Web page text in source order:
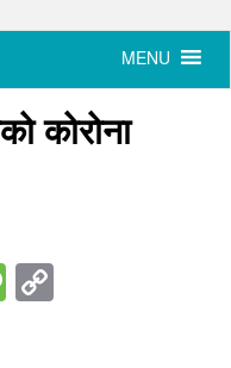
कोरोना
Message